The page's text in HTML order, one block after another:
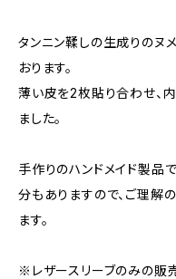
タンニン鞣しの生成りのヌ
おります。
薄い皮を2枚貼り合わせ、
ました。
手作りのハンドメイド製品
分もありますので、ご理解
ます。
※レザースリーブのみの販